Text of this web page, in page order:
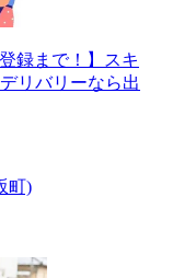
録まで！】スキ
リバリーなら出
町)